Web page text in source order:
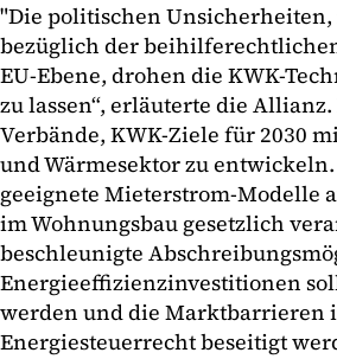
"Die politischen
bezüglich der
EU-Ebene, drohen die KWK-
zu lassen“, erläuterte die
Verbände, KWK-Ziele für 2030
und Wärmesektor zu
geeignete Mieterstrom-Modelle
im Wohnungsbau gesetzlich
beschleunigte
Energieeffizienzinvestitionen
werden und die Marktbarrieren
Energiesteuerrecht beseitigt